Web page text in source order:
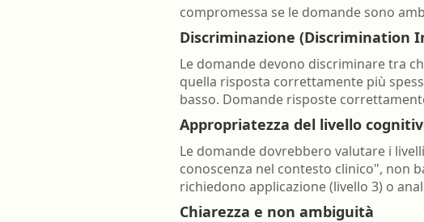
compromessa se le domande sono
Discriminazione (Discrimination
Le domande devono discriminare tra
quella risposta correttamente più
basso. Domande risposte
Appropriatezza del livello
Le domande dovrebbero valutare i
conoscenza nel contesto clinico", non
richiedono applicazione (livello 3) o
Chiarezza e non ambiguità